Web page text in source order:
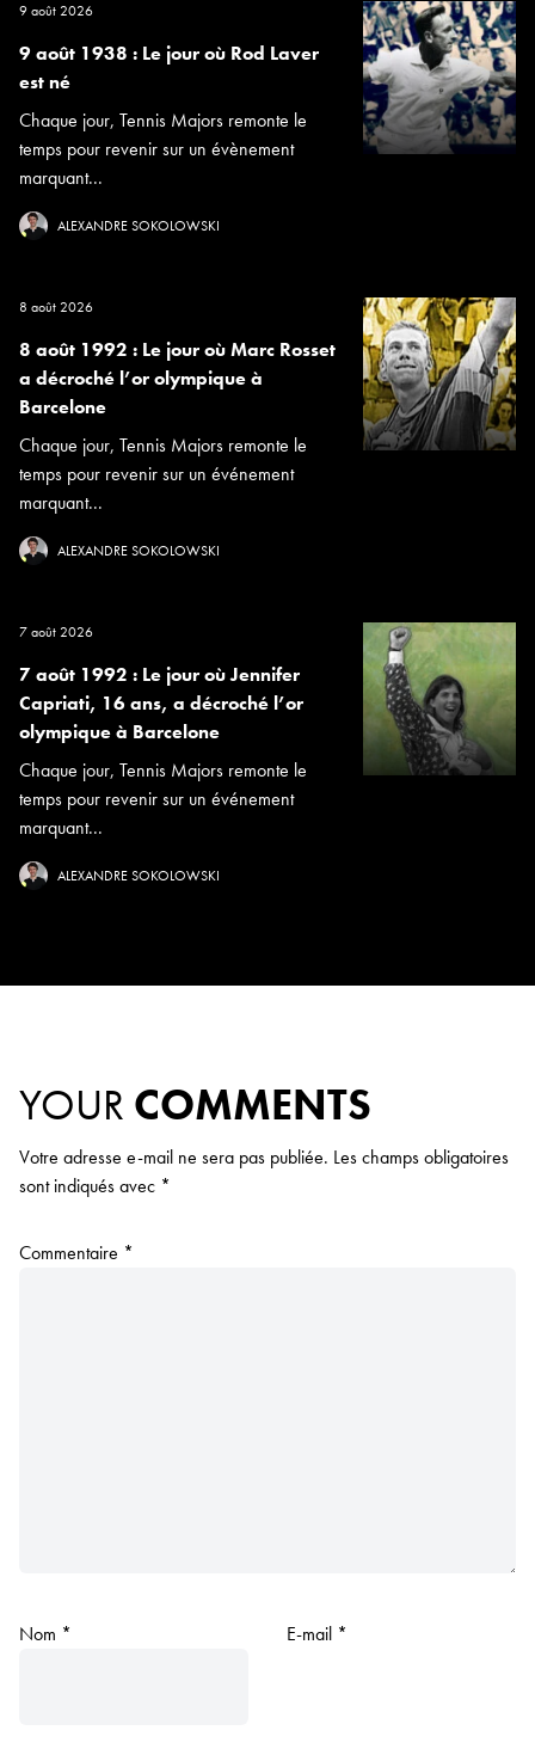
9 août 2026
9 août 1938 : Le jour où Rod Laver
est né
Chaque jour, Tennis Majors remonte le
temps pour revenir sur un évènement
marquant...
ALEXANDRE SOKOLOWSKI
8 août 2026
8 août 1992 : Le jour où Marc Rosset
a décroché l’or olympique à
Barcelone
Chaque jour, Tennis Majors remonte le
temps pour revenir sur un événement
marquant...
ALEXANDRE SOKOLOWSKI
7 août 2026
7 août 1992 : Le jour où Jennifer
Capriati, 16 ans, a décroché l’or
olympique à Barcelone
Chaque jour, Tennis Majors remonte le
temps pour revenir sur un événement
marquant...
ALEXANDRE SOKOLOWSKI
YOUR COMMENTS
Votre adresse e-mail ne sera pas publiée. Les champs obligatoires
sont indiqués avec *
Commentaire *
Nom * E-mail *